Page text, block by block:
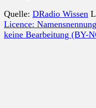
Quelle: DRadio Wissen
Licence:
keine Bearbeitung (BY-